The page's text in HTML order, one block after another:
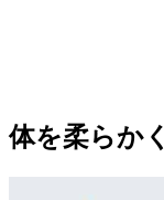
体を柔らか